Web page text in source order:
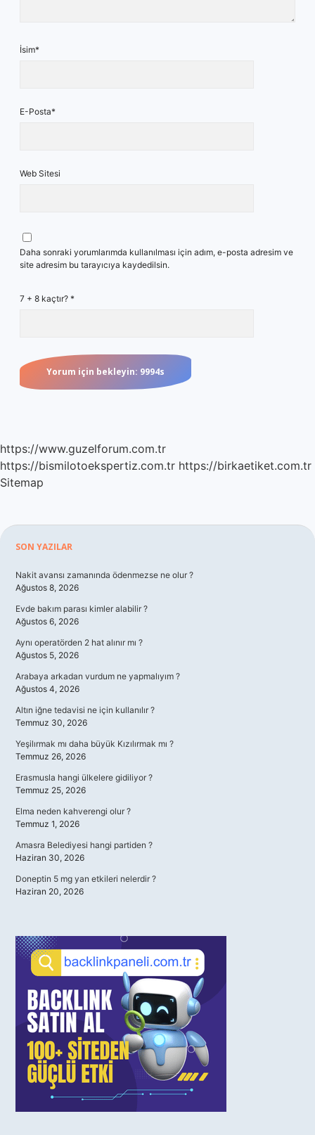
İsim*
E-Posta*
Web Sitesi
Daha sonraki yorumlarımda kullanılması için adım, e-posta adresim ve
site adresim bu tarayıcıya kaydedilsin.
7 + 8 kaçtır? *
https://www.guzelforum.com.tr
https://bismilotoekspertiz.com.tr https://birkaetiket.com.tr
Sitemap
Sidebar
SON YAZILAR
Nakit avansı zamanında ödenmezse ne olur ?
Ağustos 8, 2026
Evde bakım parası kimler alabilir ?
Ağustos 6, 2026
Aynı operatörden 2 hat alınır mı ?
Ağustos 5, 2026
Arabaya arkadan vurdum ne yapmalıyım ?
Ağustos 4, 2026
Altın iğne tedavisi ne için kullanılır ?
Temmuz 30, 2026
Yeşilırmak mı daha büyük Kızılırmak mı ?
Temmuz 26, 2026
Erasmusla hangi ülkelere gidiliyor ?
Temmuz 25, 2026
Elma neden kahverengi olur ?
Temmuz 1, 2026
Amasra Belediyesi hangi partiden ?
Haziran 30, 2026
Doneptin 5 mg yan etkileri nelerdir ?
Haziran 20, 2026